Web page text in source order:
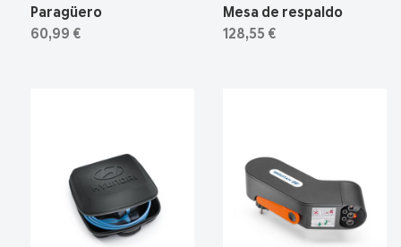
Paragüero
60,99 €
Mesa de respaldo
128,55 €